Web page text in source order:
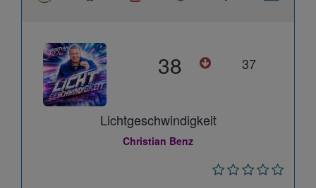
38 37
Lichtgeschwindigkeit
Christian Benz